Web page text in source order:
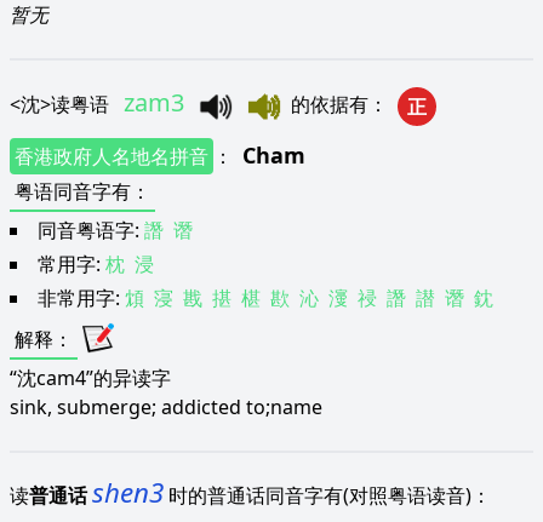
暂无
<沈>读粤语 zam3 的依据有 ：
正
香港政府人名地名拼音 ： Cham
粤语同音字有 ：
同音粤语字: 譖 谮
常用字: 枕 浸
非常用字: 䪴 寖 戡 揕 椹 歁 沁 濅 祲 譖 譛 谮 鈂
解释 ：
“沈cam4”的异读字
sink, submerge; addicted to;name
读普通话shen3 时的普通话同音字有(对照粤语读音)：